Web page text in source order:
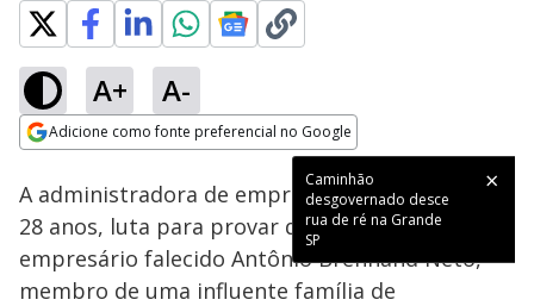
A+ A-
Adicione como fonte preferencial no Google
Caminhão
desgovernado desce
rua de ré na Grande
SP
Ativar
Loaded:
17.07%
A administradora de empresas Rayssa Cirino, de
28 anos, luta para provar que é filha do
empresário falecido Antônio Brennand Neto,
membro de uma influente família de